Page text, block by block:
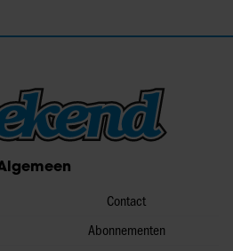
Contact
Abonnementen